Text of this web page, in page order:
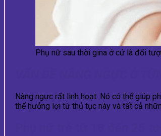
Phụ nữ sau thời gina ở cử là đối
Nâng ngực rất linh hoạt. Nó có thể giúp
thể hưởng lợi từ thủ tục này và tất cả